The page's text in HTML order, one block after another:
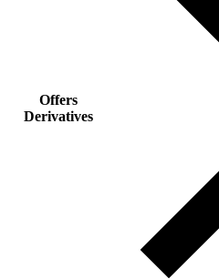
Offers
Derivatives